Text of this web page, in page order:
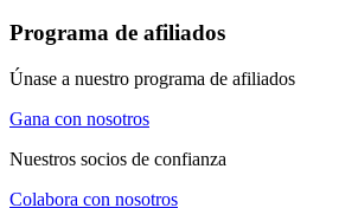
Programa de afiliados
Únase a nuestro programa de afiliados
Gana con nosotros
Nuestros socios de confianza
Colabora con nosotros